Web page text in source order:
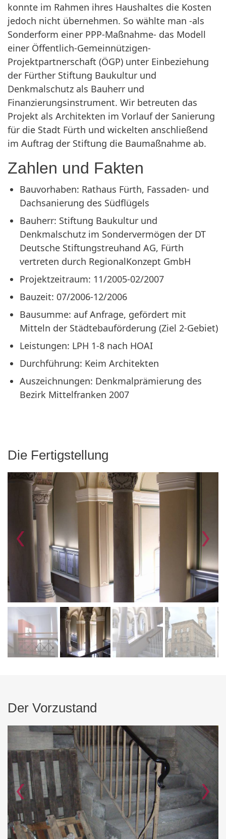
konnte im Rahmen ihres Haushaltes die Kosten
jedoch nicht übernehmen. So wählte man -als
Sonderform einer PPP-Maßnahme- das Modell
einer Öffentlich-Gemeinnützigen-
Projektpartnerschaft (ÖGP) unter Einbeziehung
der Fürther Stiftung Baukultur und
Denkmalschutz als Bauherr und
Finanzierungsinstrument. Wir betreuten das
Projekt als Architekten im Vorlauf der Sanierung
für die Stadt Fürth und wickelten anschließend
im Auftrag der Stiftung die Baumaßnahme ab.
Zahlen und Fakten
Bauvorhaben: Rathaus Fürth, Fassaden- und
Dachsanierung des Südflügels
Bauherr: Stiftung Baukultur und
Denkmalschutz im Sondervermögen der DT
Deutsche Stiftungstreuhand AG, Fürth
vertreten durch RegionalKonzept GmbH
Projektzeitraum: 11/2005-02/2007
Bauzeit: 07/2006-12/2006
Bausumme: auf Anfrage, gefördert mit
Mitteln der Städtebauförderung (Ziel 2-Gebiet)
Leistungen: LPH 1-8 nach HOAI
Durchführung: Keim Architekten
Auszeichnungen: Denkmalprämierung des
Bezirk Mittelfranken 2007
Die Fertigstellung
Der Vorzustand